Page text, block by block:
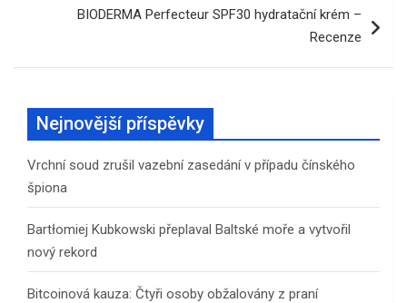
BIODERMA Perfecteur SPF30 hydratační krém –
Recenze
Nejnovější příspěvky
Vrchní soud zrušil vazební zasedání v případu čínského
špiona
Bartłomiej Kubkowski přeplaval Baltské moře a vytvořil
nový rekord
Bitcoinová kauza: Čtyři osoby obžalovány z praní